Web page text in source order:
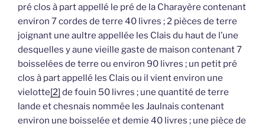
pré clos à part appellé le pré de la Charayère contenant
environ 7 cordes de terre 40 livres ; 2 pièces de terre
joignant une aultre appellée les Clais du haut de l’une
desquelles y aune vieille gaste de maison contenant 7
boisselées de terre ou environ 90 livres ; un petit pré
clos à part appellé les Clais ou il vient environ une
vielotte[2] de fouin 50 livres ; une quantité de terre
lande et chesnais nommée les Jaulnais contenant
environ une boisselée et demie 40 livres ; une pièce de